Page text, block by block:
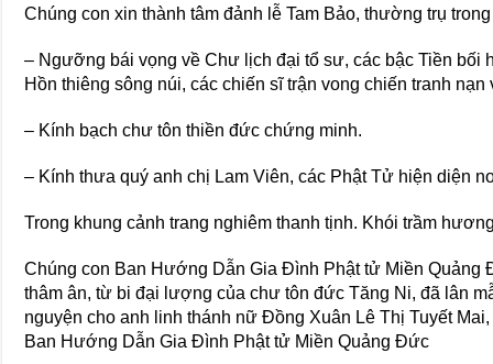
Chúng con xin thành tâm đảnh lễ Tam Bảo, thường trụ
– Ngưỡng bái vọng về Chư lịch đại tổ sư, các bậc Tiền bối
Hồn thiêng sông núi, các chiến sĩ trận vong chiến tranh nạn
– Kính bạch chư tôn thiền đức chứng minh.
– Kính thưa quý anh chị Lam Viên, các Phật Tử hiện diện
Trong khung cảnh trang nghiêm thanh tịnh. Khói trầm
Chúng con Ban Hướng Dẫn Gia Đình Phật tử Miền Quảng
thâm ân, từ bi đại lượng của chư tôn đức Tăng Ni, đã lân
nguyện cho anh linh thánh nữ Đồng Xuân Lê Thị Tuyết
Ban Hướng Dẫn Gia Đình Phật tử Miền Quảng Đức